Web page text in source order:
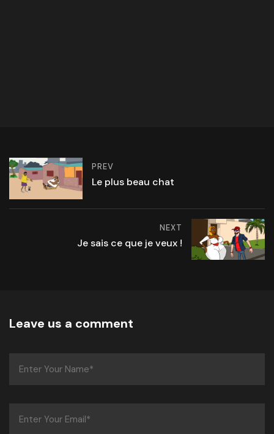
PREV
Le plus beau chat
NEXT
Je sais ce que je veux !
Leave us a comment